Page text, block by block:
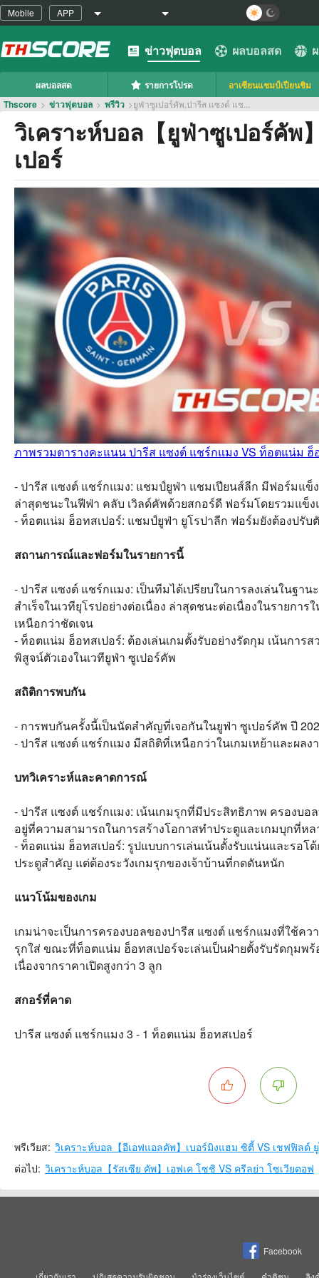
Mobile APP
ข่าวฟุตบอล ผลบอลสด
ผลบอลสด รายการโปรด
อาเซียนแชมป์เปียนชิม
Thscore > ข่าวฟุตบอล > พรีวิว >ยูฟ่าซูเปอร์คัพ,ปารีส แซงต์ แช...
วิเคราะห์บอล【ยูฟ่าซูเปอร์คั
เปอร์
ภาพรวมตารางคะแนน ปารีส แซงต์ แชร์กแมง VS ท็อตแน่ม ฮ็
- ปารีส แซงต์ แชร์กแมง: แชมป์ยูฟ่า แชมเปียนส์ลีก มีฟอร์มแข็
ล่าสุดชนะในฟีฟ่า คลับ เวิลด์คัพด้วยสกอร์ดี ฟอร์มโดยรวมแข็ง
- ท็อตแน่ม ฮ็อทสเปอร์: แชมป์ยูฟ่า ยูโรปาลีก ฟอร์มยังต้องปรับ
สถานการณ์และฟอร์มในรายการนี้
- ปารีส แซงต์ แชร์กแมง: เป็นทีมได้เปรียบในการลงเล่นในฐา
สำเร็จในเวทียุโรปอย่างต่อเนื่อง ล่าสุดชนะต่อเนื่องในรายกา
เหนือกว่าชัดเจน
- ท็อตแน่ม ฮ็อทสเปอร์: ต้องเล่นเกมตั้งรับอย่างรัดกุม เน้นการ
พิสูจน์ตัวเองในเวทียูฟ่า ซูเปอร์คัพ
สถิติการพบกัน
- การพบกันครั้งนี้เป็นนัดสำคัญที่เจอกันในยูฟ่า ซูเปอร์คัพ ปี
- ปารีส แซงต์ แชร์กแมง มีสถิติที่เหนือกว่าในเกมเหย้าและผลง
บทวิเคราะห์และคาดการณ์
- ปารีส แซงต์ แชร์กแมง: เน้นเกมรุกที่มีประสิทธิภาพ ครองบอ
อยู่ที่ความสามารถในการสร้างโอกาสทำประตูและเกมบุกที่ห
- ท็อตแน่ม ฮ็อทสเปอร์: รูปแบบการเล่นเน้นตั้งรับแน่นและรอโ
ประตูสำคัญ แต่ต้องระวังเกมรุกของเจ้าบ้านที่กดดันหนัก
แนวโน้มของเกม
เกมน่าจะเป็นการครองบอลของปารีส แซงต์ แชร์กแมงที่ใช้คว
รุกใส่ ขณะที่ท็อตแน่ม ฮ็อทสเปอร์จะเล่นเป็นฝ่ายตั้งรับรัดกุมพ
เนื่องจากราคาเปิดสูงกว่า 3 ลูก
สกอร์ที่คาด
ปารีส แซงต์ แชร์กแมง 3 - 1 ท็อตแน่ม ฮ็อทสเปอร์
พรีเวียส: วิเคราะห์บอล【อีเอฟแอลคัพ】เบอร์มิงแฮม ซิตี้ VS เชฟฟิลด์
ต่อไป: วิเคราะห์บอล【รัสเซีย คัพ】เอฟเค โซชิ VS ครีลย่า โซเวียตอฟ
Facebook